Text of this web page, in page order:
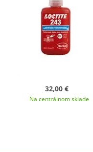
32,00 €
Na centrálnom sklade